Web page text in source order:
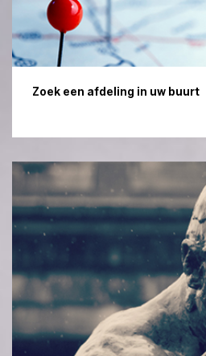
Zoek een afdeling in uw buurt